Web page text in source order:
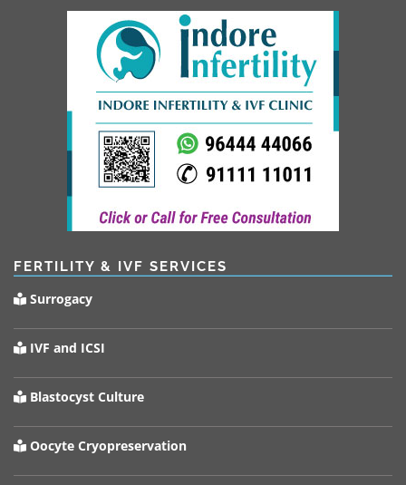
FERTILITY & IVF SERVICES
Surrogacy
IVF and ICSI
Blastocyst Culture
Oocyte Cryopreservation